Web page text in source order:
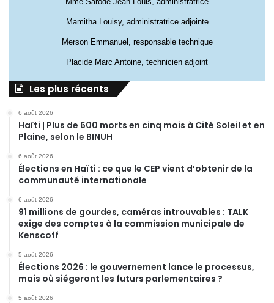
Mamitha Louisy, administratrice adjointe
Merson Emmanuel, responsable technique
Placide Marc Antoine, technicien adjoint
Les plus récents
6 août 2026
Haïti | Plus de 600 morts en cinq mois à Cité Soleil et en
Plaine, selon le BINUH
6 août 2026
Élections en Haïti : ce que le CEP vient d’obtenir de la
communauté internationale
6 août 2026
91 millions de gourdes, caméras introuvables : TALK
exige des comptes à la commission municipale de
Kenscoff
5 août 2026
Élections 2026 : le gouvernement lance le processus,
mais où siégeront les futurs parlementaires ?
5 août 2026